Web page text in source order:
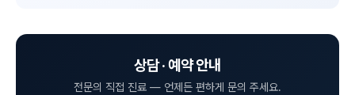
상담 · 예약 안내
전문의 직접 진료 — 언제든 편하게 문의 주세요.